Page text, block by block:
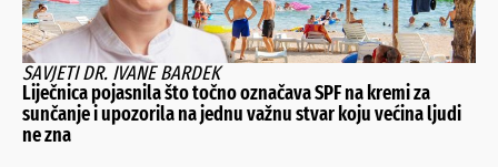
SAVJETI DR. IVANE BARDEK
Liječnica pojasnila što točno označava SPF na kremi za
sunčanje i upozorila na jednu važnu stvar koju većina ljudi
ne zna